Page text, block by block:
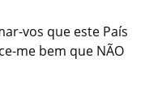
vos que este País
me bem que NÃO